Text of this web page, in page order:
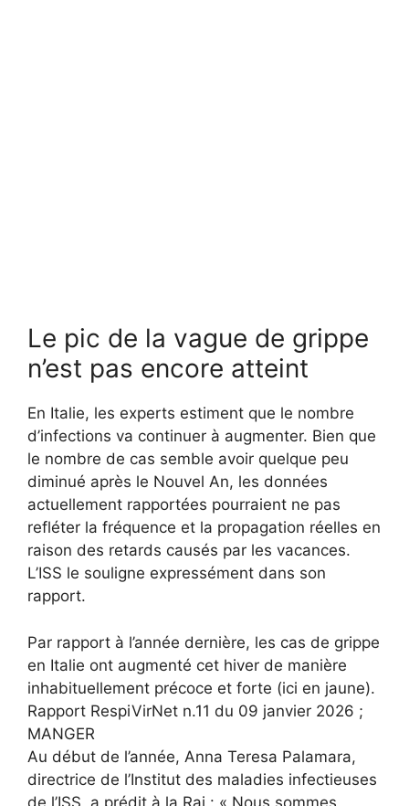
Le pic de la vague de grippe
n’est pas encore atteint
En Italie, les experts estiment que le nombre
d’infections va continuer à augmenter. Bien que
le nombre de cas semble avoir quelque peu
diminué après le Nouvel An, les données
actuellement rapportées pourraient ne pas
refléter la fréquence et la propagation réelles en
raison des retards causés par les vacances.
L’ISS le souligne expressément dans son
rapport.
Par rapport à l’année dernière, les cas de grippe
en Italie ont augmenté cet hiver de manière
inhabituellement précoce et forte (ici en jaune).
Rapport RespiVirNet n.11 du 09 janvier 2026 ;
MANGER
Au début de l’année, Anna Teresa Palamara,
directrice de l’Institut des maladies infectieuses
de l’ISS, a prédit à la Rai : « Nous sommes